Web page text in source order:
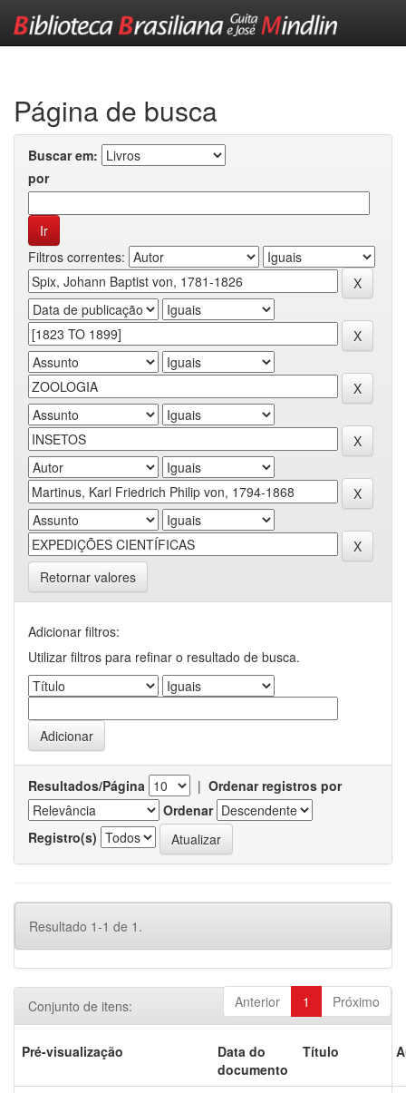
Página de busca
Buscar em:
por
Filtros correntes:
Retornar valores
Adicionar filtros:
Utilizar filtros para refinar o resultado de busca.
Resultados/Página | Ordenar registros por
Ordenar
Registro(s)
Resultado 1-1 de 1.
Anterior 1 Próximo
Conjunto de itens:
Pré-visualização
Data do
documento
Título